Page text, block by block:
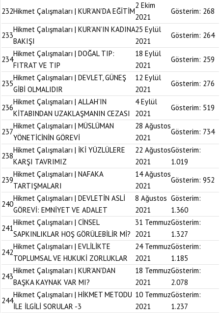
232Hikmet Çalışmaları | KUR’AN’DA EĞİTİM
2 Ekim
2021
Gösterim: 268
233
Hikmet Çalışmaları | KUR’AN’IN KADINA
BAKIŞI
25 Eylül
2021
Gösterim: 264
234
Hikmet Çalışmaları | DOĞAL TIP:
FITRAT VE TIP
18 Eylül
2021
Gösterim: 259
235
Hikmet Çalışmaları | DEVLET, GÜNEŞ
GİBİ OLMALIDIR
12 Eylül
2021
Gösterim: 276
236
Hikmet Çalışmaları | ALLAH’IN
KİTABINDAN UZAKLAŞMANIN CEZASI
4 Eylül
2021
Gösterim: 519
237
Hikmet Çalışmaları | MÜSLÜMAN
YÖNETİCİNİN GÖREVİ
28 Ağustos
2021
Gösterim: 734
238
Hikmet Çalışmaları | İKİ YÜZLÜLERE
KARŞI TAVRIMIZ
22 Ağustos
2021
Gösterim:
1.019
239
Hikmet Çalışmaları | NAFAKA
TARTIŞMALARI
14 Ağustos
2021
Gösterim: 952
240
Hikmet Çalışmaları | DEVLETİN ASLİ
GÖREVİ: EMNİYET VE ADALET
8 Ağustos
2021
Gösterim:
1.360
241
Hikmet Çalışmaları | CİNSEL
SAPKINLIKLAR HOŞ GÖRÜLEBİLİR Mİ?
31 Temmuz
2021
Gösterim:
1.327
242
Hikmet Çalışmaları | EVLİLİKTE
TOPLUMSAL VE HUKUKİ ZORLUKLAR
24 Temmuz
2021
Gösterim:
1.185
243
Hikmet Çalışmaları | KUR’AN’DAN
BAŞKA KAYNAK VAR MI?
18 Temmuz
2021
Gösterim:
2.078
244
Hikmet Çalışmaları | HİKMET METODU
İLE İLGİLİ SORULAR -3
10 Temmuz
2021
Gösterim:
1.237